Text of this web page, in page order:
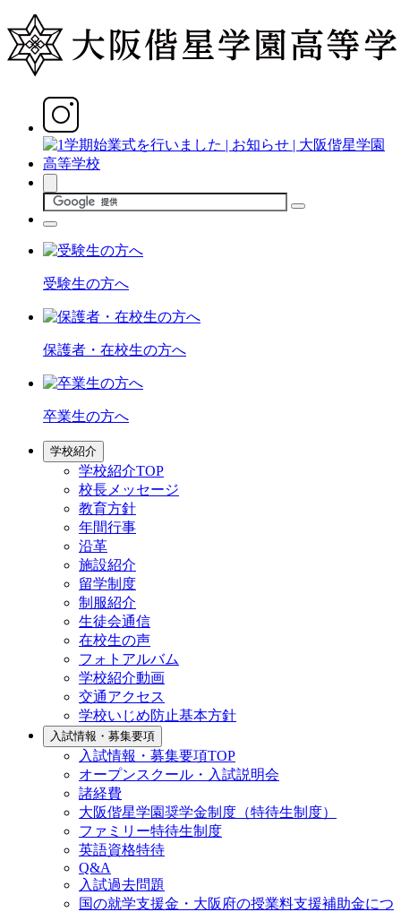
受験生の方へ
保護者・在校生の方へ
卒業生の方へ
学校紹介
学校紹介TOP
校長メッセージ
教育方針
年間行事
沿革
施設紹介
留学制度
制服紹介
生徒会通信
在校生の声
フォトアルバム
学校紹介動画
交通アクセス
学校いじめ防止基本方針
入試情報・募集要項
入試情報・募集要項TOP
オープンスクール・入試説明会
諸経費
大阪偕星学園奨学金制度（特待生制度）
ファミリー特待生制度
英語資格特待
Q&A
入試過去問題
国の就学支援金・大阪府の授業料支援補助金につ